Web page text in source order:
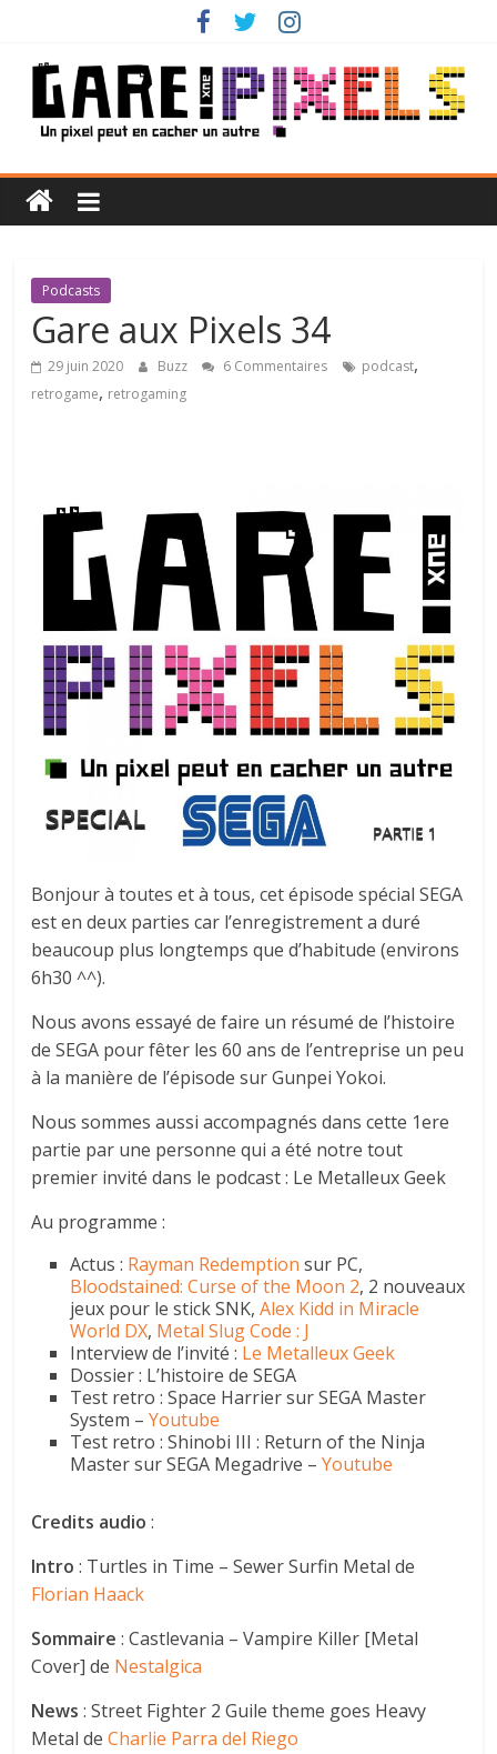
contenu
Gare
aux
Pixels
Un
pixel
peut
autre
Podcasts
Gare aux Pixels 34
29 juin 2020 Buzz 6 Commentaires podcast,
retrogame, retrogaming
Bonjour à toutes et à tous, cet épisode spécial SEGA
est en deux parties car l’enregistrement a duré
beaucoup plus longtemps que d’habitude (environs
6h30 ^^).
Nous avons essayé de faire un résumé de l’histoire
de SEGA pour fêter les 60 ans de l’entreprise un peu
à la manière de l’épisode sur Gunpei Yokoi.
Nous sommes aussi accompagnés dans cette 1ere
partie par une personne qui a été notre tout
premier invité dans le podcast : Le Metalleux Geek
Au programme :
Actus : Rayman Redemption sur PC,
Bloodstained: Curse of the Moon 2, 2 nouveaux
jeux pour le stick SNK,Alex Kidd in Miracle
World DX, Metal Slug Code : J
Interview de l’invité : Le Metalleux Geek
Dossier : L’histoire de SEGA
Test retro : Space Harrier sur SEGA Master
System –Youtube
Test retro : Shinobi III : Return of the Ninja
Master sur SEGA Megadrive –Youtube
Credits audio :
Intro : Turtles in Time – Sewer Surfin Metal de
Florian Haack
Sommaire : Castlevania – Vampire Killer [Metal
Cover] de Nestalgica
News : Street Fighter 2 Guile theme goes Heavy
Metal deCharlie Parra del Riego